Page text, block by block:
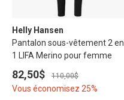
Helly Hansen
Pantalon sous-vêtement 2 en
1 LIFA Merino pour femme
82,50$ 110,00$
Vous économisez 25%